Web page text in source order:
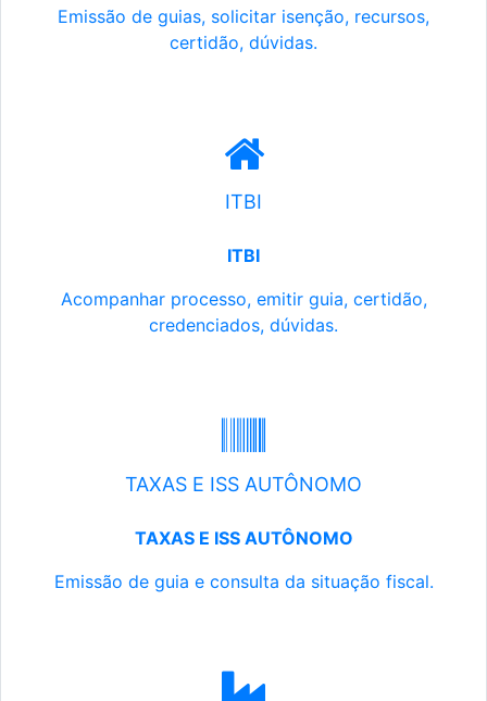
Emissão de guias, solicitar isenção, recursos,
certidão, dúvidas.
ITBI
ITBI
Acompanhar processo, emitir guia, certidão,
credenciados, dúvidas.
TAXAS E ISS AUTÔNOMO
TAXAS E ISS AUTÔNOMO
Emissão de guia e consulta da situação fiscal.